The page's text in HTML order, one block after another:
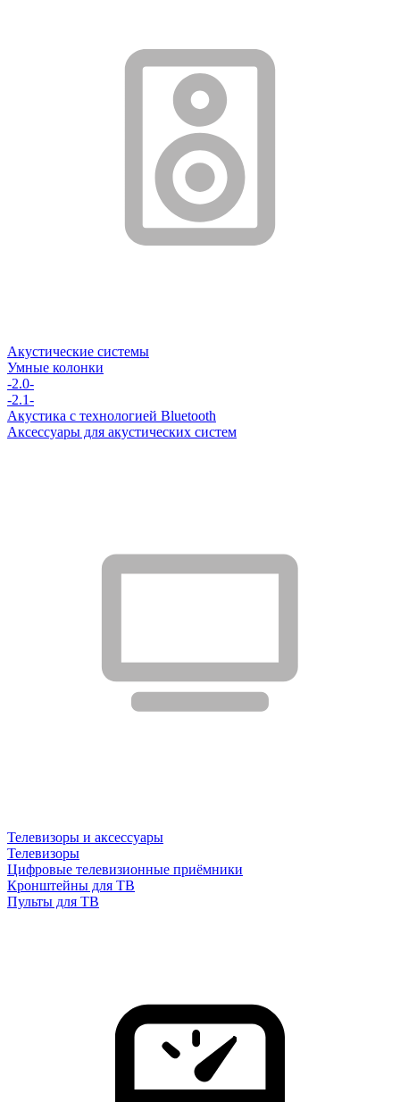
Акустические системы
Умные колонки
-2.0-
-2.1-
Акустика с технологией Bluetooth
Аксессуары для акустических систем
Телевизоры и аксессуары
Телевизоры
Цифровые телевизионные приёмники
Кронштейны для ТВ
Пульты для ТВ